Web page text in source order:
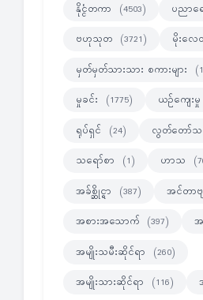
နိုင္ငံတကာ (4503) ပညာရ
ဗဟုသုတ (3721) မိုးလေ
မှတ်မှတ်သားသား စကားများ
မှုခင်း (1775) ယဉ်ကျေးမှု
ရုပ်ရှင် (24) လွတ်တော်သ
သရော်စာ (1) ဟာသ
အခ်စ္ဆိုင္ရာ (387) အင်တာဗ
အစားအသောက် (397)
အမျိုးသမီးဆိုင်ရာ (260)
အမျိုးသားဆိုင်ရာ (116)